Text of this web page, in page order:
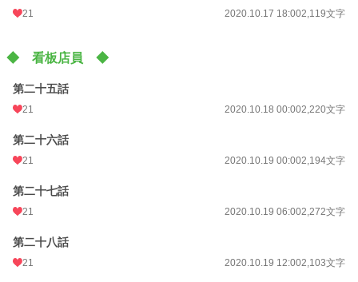
21 2020.10.17 18:002,119文字
◆ 看板店員 ◆
第二十五話
21 2020.10.18 00:002,220文字
第二十六話
21 2020.10.19 00:002,194文字
第二十七話
21 2020.10.19 06:002,272文字
第二十八話
21 2020.10.19 12:002,103文字